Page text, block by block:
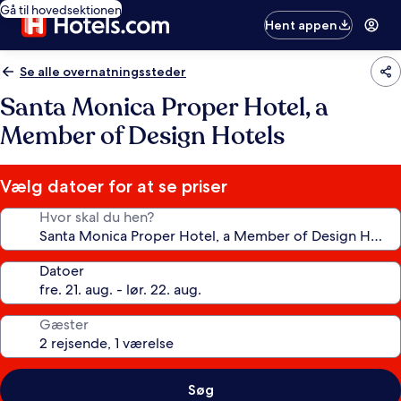
Gå til hovedsektionen
Hent appen
Se alle overnatningssteder
Santa Monica Proper Hotel, a
Member of Design Hotels
Vælg datoer for at se priser
Hvor skal du hen?
Datoer
Gæster
Søg